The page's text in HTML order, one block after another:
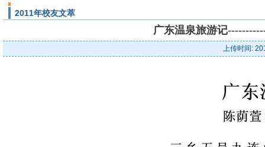
2011年校友文萃
广东温泉旅游记
上传时间: